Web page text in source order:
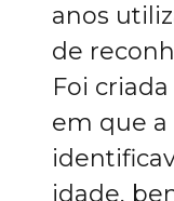
anos
de
Foi
em que a
idade,